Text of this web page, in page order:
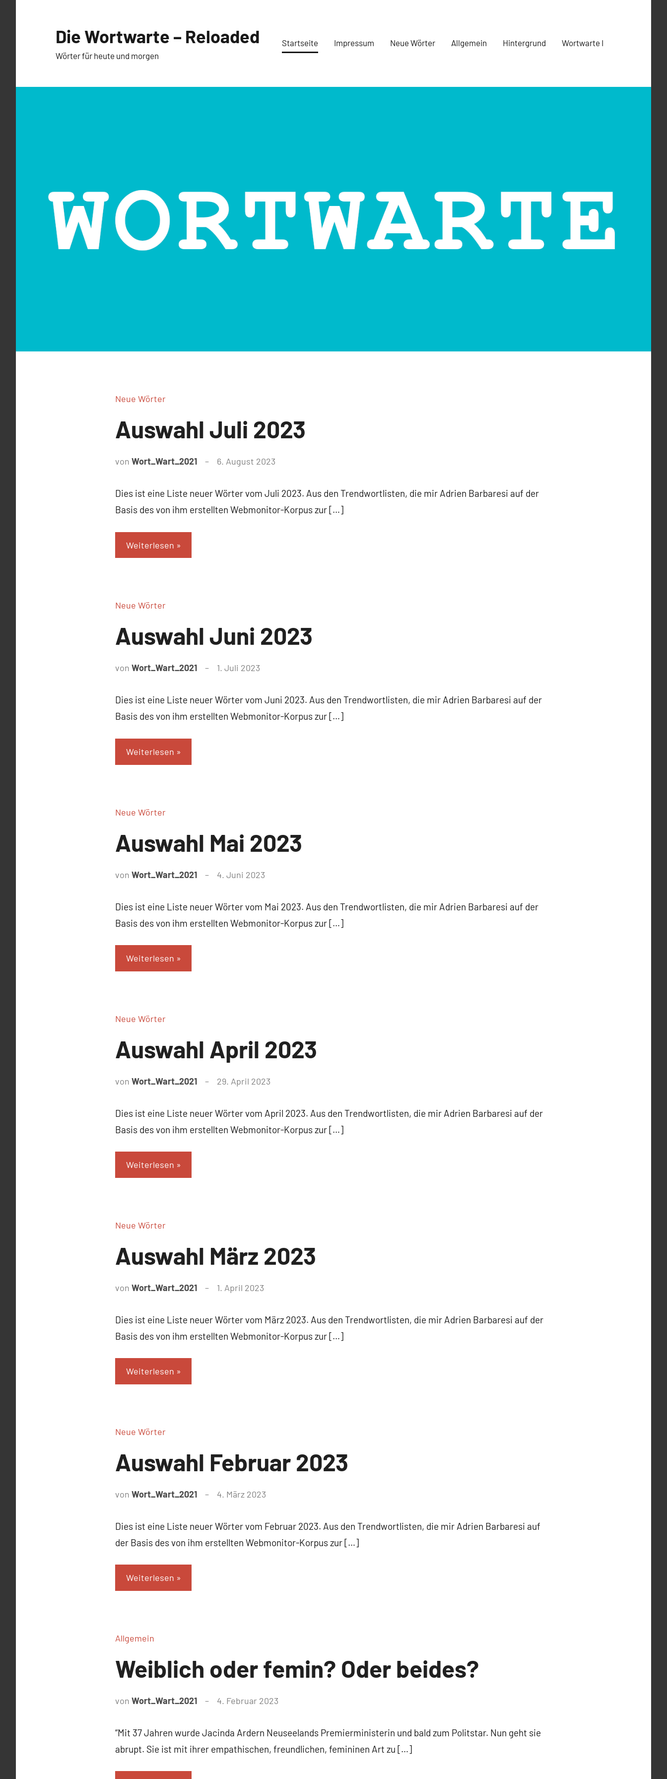
Die Wortwarte – Reloaded
Wörter für heute und morgen
Startseite Impressum Neue Wörter Allgemein Hintergrund Wortwarte I
Neue Wörter
Auswahl Juli 2023
von Wort_Wart_2021 6. August 2023
Dies ist eine Liste neuer Wörter vom Juli 2023. Aus den Trendwortlisten, die mir Adrien Barbaresi auf der
Basis des von ihm erstellten Webmonitor-Korpus zur […]
Weiterlesen
Neue Wörter
Auswahl Juni 2023
von Wort_Wart_2021 1. Juli 2023
Dies ist eine Liste neuer Wörter vom Juni 2023. Aus den Trendwortlisten, die mir Adrien Barbaresi auf der
Basis des von ihm erstellten Webmonitor-Korpus zur […]
Weiterlesen
Neue Wörter
Auswahl Mai 2023
von Wort_Wart_2021 4. Juni 2023
Dies ist eine Liste neuer Wörter vom Mai 2023. Aus den Trendwortlisten, die mir Adrien Barbaresi auf der
Basis des von ihm erstellten Webmonitor-Korpus zur […]
Weiterlesen
Neue Wörter
Auswahl April 2023
von Wort_Wart_2021 29. April 2023
Dies ist eine Liste neuer Wörter vom April 2023. Aus den Trendwortlisten, die mir Adrien Barbaresi auf der
Basis des von ihm erstellten Webmonitor-Korpus zur […]
Weiterlesen
Neue Wörter
Auswahl März 2023
von Wort_Wart_2021 1. April 2023
Dies ist eine Liste neuer Wörter vom März 2023. Aus den Trendwortlisten, die mir Adrien Barbaresi auf der
Basis des von ihm erstellten Webmonitor-Korpus zur […]
Weiterlesen
Neue Wörter
Auswahl Februar 2023
von Wort_Wart_2021 4. März 2023
Dies ist eine Liste neuer Wörter vom Februar 2023. Aus den Trendwortlisten, die mir Adrien Barbaresi auf
der Basis des von ihm erstellten Webmonitor-Korpus zur […]
Weiterlesen
Allgemein
Weiblich oder femin? Oder beides?
von Wort_Wart_2021 4. Februar 2023
“Mit 37 Jahren wurde Jacinda Ardern Neuseelands Premierministerin und bald zum Politstar. Nun geht sie
abrupt. Sie ist mit ihrer empathischen, freundlichen, femininen Art zu […]